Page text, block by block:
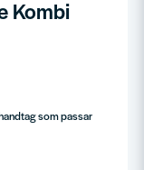
Kombi
som passar